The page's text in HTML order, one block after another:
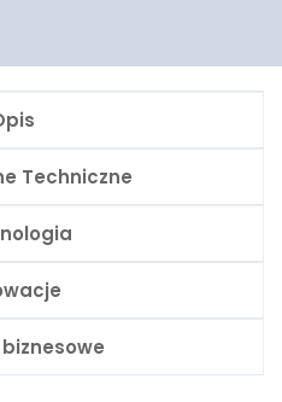
Techniczne